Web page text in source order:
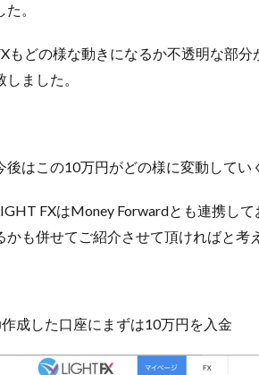
た。
もどの様な動きになるか不透明な部
しました。
後はこの10万円がどの様に変動してい
FXはMoney Forwardとも連携し
かも併せてご紹介させて頂ければと考
成した口座にまずは10万円を入金